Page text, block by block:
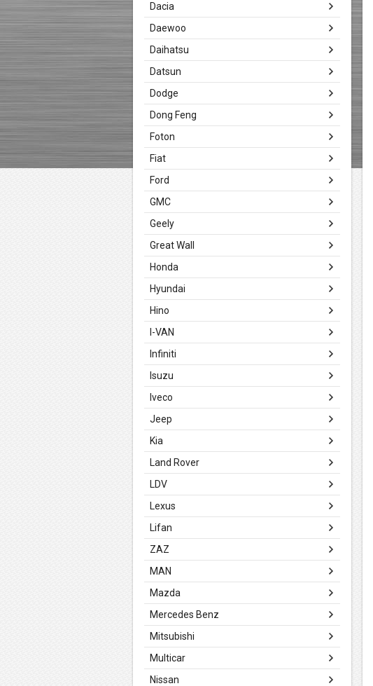
Dacia
Daewoo
Daihatsu
Datsun
Dodge
Dong Feng
Foton
Fiat
Ford
GMC
Geely
Great Wall
Honda
Hyundai
Hino
I-VAN
Infiniti
Isuzu
Iveco
Jeep
Kia
Land Rover
LDV
Lexus
Lifan
ZAZ
MAN
Mazda
Mercedes Benz
Mitsubishi
Multicar
Nissan